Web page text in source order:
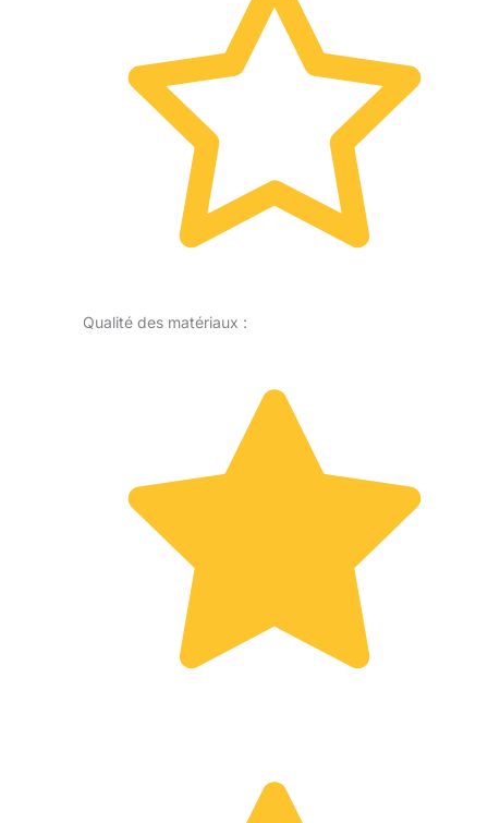
Qualité des matériaux :